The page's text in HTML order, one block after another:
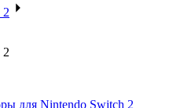
2
2
для Nintendo Switch 2